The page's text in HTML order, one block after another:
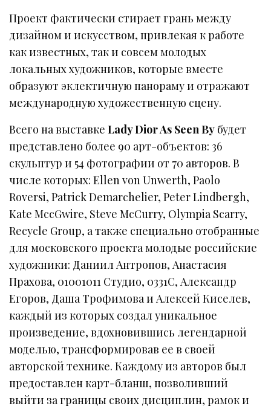
Проект фактически стирает грань между
дизайном и искусством, привлекая к работе
как известных, так и совсем молодых
локальных художников, которые вместе
образуют эклектичную панораму и отражают
международную художественную сцену.
Всего на выставкеLady Dior As Seen By будет
представлено более 90 арт-объектов: 36
скульптур и 54 фотографии от 70 авторов. В
числе которых: Ellen von Unwerth, Paolo
Roversi, Patrick Demarchelier, Peter Lindbergh,
Kate MccGwire, Steve MсCurry, Olympia Scarry,
Recycle Group, а также специально отобранные
для московского проекта молодые российские
художники: Даниил Антропов, Анастасия
Прахова, 01001011 Студио, 0331C, Александр
Егоров, Даша Трофимова и Алексей Киселев,
каждый из которых создал уникальное
произведение, вдохновившись легендарной
моделью, трансформировав ее в своей
авторской технике. Каждому из авторов был
предоставлен карт-бланш, позволивший
выйти за границы своих дисциплин, рамок и